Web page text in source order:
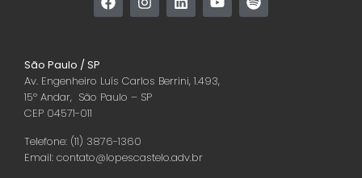
São Paulo / SP
Av. Engenheiro Luís Carlos Berrini, 1.493,
15º Andar, São Paulo – SP
CEP 04571-011
Telefone: (11) 3876-1360
Email: contato@lopescastelo.adv.br